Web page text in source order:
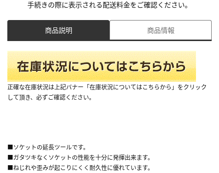
手続きの際に表示される配送料金をご確認ください。
商品説明 商品情報
正確な在庫状況は上記バナー「在庫状況についてはこちらから」をクリック
して頂き、必ずご確認ください。
■ソケットの延長ツールです。
■ガタツキなくソケットの性能を十分に発揮出来ます。
■ねじれや歪みが起こりにくく耐久性に優れています。